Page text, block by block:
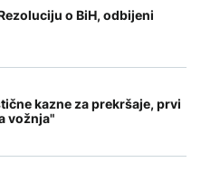
o BiH, odbijeni
kazne za prekršaje, prvi
vožnja"